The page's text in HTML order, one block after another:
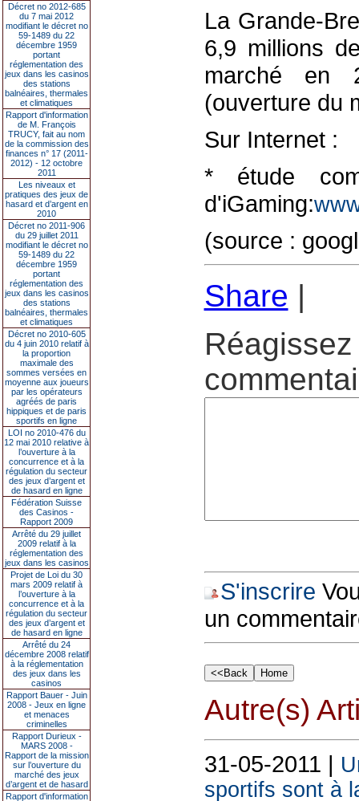
Décret no 2012-685
du 7 mai 2012
modifiant le décret no
59-1489 du 22
décembre 1959
portant
réglementation des
jeux dans les casinos
des stations
balnéaires, thermales
et climatiques
Rapport d'information
de M. François
TRUCY, fait au nom
de la commission des
finances n° 17 (2011-
2012) - 12 octobre
2011
Les niveaux et
pratiques des jeux de
hasard et d’argent en
2010
Décret no 2011-906
du 29 juillet 2011
modifiant le décret no
59-1489 du 22
décembre 1959
portant
réglementation des
jeux dans les casinos
des stations
balnéaires, thermales
et climatiques
Décret no 2010-605
du 4 juin 2010 relatif à
la proportion
maximale des
sommes versées en
moyenne aux joueurs
par les opérateurs
agréés de paris
hippiques et de paris
sportifs en ligne
LOI no 2010-476 du
12 mai 2010 relative à
l’ouverture à la
concurrence et à la
régulation du secteur
des jeux d’argent et
de hasard en ligne
Fédération Suisse
des Casinos -
Rapport 2009
Arrêté du 29 juillet
2009 relatif à la
réglementation des
jeux dans les casinos
Projet de Loi du 30
mars 2009 relatif à
l’ouverture à la
concurrence et à la
régulation du secteur
des jeux d’argent et
de hasard en ligne
Arrêté du 24
décembre 2008 relatif
à la réglementation
des jeux dans les
casinos
Rapport Bauer - Juin
2008 - Jeux en ligne
et menaces
criminelles
Rapport Durieux -
MARS 2008 -
Rapport de la mission
sur l’ouverture du
marché des jeux
d’argent et de hasard
Rapport d'information
La Grande-
6,9 millions
marché en
(ouverture du
Sur Internet :
* étude
d'iGaming:
(source :
Share |
S'inscrire
un
Autre(s)
31-05-2011 |
sportifs sont à